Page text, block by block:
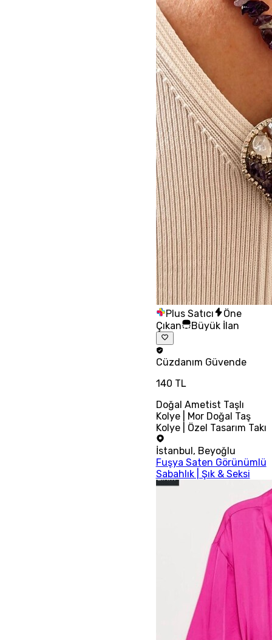
Plus Satıcı
Öne
Çıkan
Büyük İlan
Cüzdanım Güvende
140 TL
Doğal Ametist Taşlı
Kolye | Mor Doğal Taş
Kolye | Özel Tasarım Takı
İstanbul , Beyoğlu
Fuşya Saten Görünümlü
Sabahlık | Şık & Seksi